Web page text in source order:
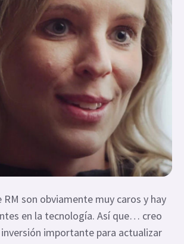
RM son obviamente muy caros y hay
en la tecnología. Así que… creo
importante para actualizar